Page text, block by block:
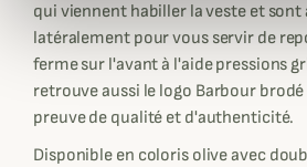
qui viennent habiller la veste et sont
latéralement pour vous servir de
ferme sur l'avant à l'aide pressions
retrouve aussi le logo Barbour
preuve de qualité et d'authenticité.
Disponible en coloris olive avec